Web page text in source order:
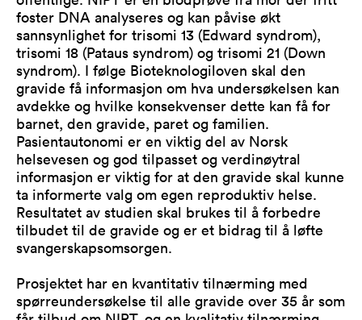
foster DNA analyseres og kan påvise økt
sannsynlighet for trisomi 13 (Edward syndrom),
trisomi 18 (Pataus syndrom) og trisomi 21 (Down
syndrom). I følge Bioteknologiloven skal den
gravide få informasjon om hva undersøkelsen kan
avdekke og hvilke konsekvenser dette kan få for
barnet, den gravide, paret og familien.
Pasientautonomi er en viktig del av Norsk
helsevesen og god tilpasset og verdinøytral
informasjon er viktig for at den gravide skal kunne
ta informerte valg om egen reproduktiv helse.
Resultatet av studien skal brukes til å forbedre
tilbudet til de gravide og er et bidrag til å løfte
svangerskapsomsorgen.
Prosjektet har en kvantitativ tilnærming med
spørreundersøkelse til alle gravide over 35 år som